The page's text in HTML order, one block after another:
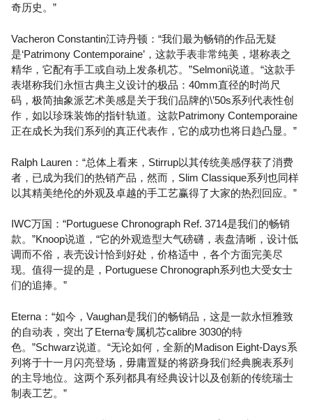
奇历史。”
Vacheron Constantin江诗丹顿：“我们最为畅销的作品无疑
是‘Patrimony Contemporaine’，这款手表非常纯美，堪称表之
精华，它配有手工或自动上发条机芯。”Selmoni说道。“这款手
表堪称我们永恒古典主义设计的极品：40mm直径的时尚尺
码，极简抽象派艺术美感是关于我们品牌的\’50s系列代表性创
作，如以珍珠装饰的指针轨道。这款Patrimony Contemporaine
正在成长为我们系列的真正代表作，它的成功也将日趋凸显。”
Ralph Lauren：“总体上看来，Stirrup以其传统美感俘获了消费
者，已成为我们的热销产品，然而，Slim Classique系列也同样
以其精美绝伦的外观及卓越的手工艺赢得了大家的热烈回应。”
IWC万国：“Portuguese Chronograph Ref. 3714是我们的畅销
款。”Knoop说道，“它的外观造型大气磅礴，表盘清晰，设计低
调而不俗，表壳设计恰到好处，价格适中，各个方面完美尽
现。值得一提的是，Portuguese Chronograph系列也大受女士
们的追捧。”
Eterna：“如今，Vaughan是我们的畅销品，这是一款永恒雅致
的自动表，突出了Eterna专属机芯calibre 3030的特
色。”Schwarz说道。“无论如何，全新的Madison Eight-Days系
列将于十一月闪亮登场，毋庸置疑的将跻身我们经典腕表系列
的主导地位。这两个系列都具有经典设计以及创新的传统瑞士
制表工艺。”